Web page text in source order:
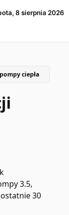
8 sierpnia 2026
ciepła
3.5,
30